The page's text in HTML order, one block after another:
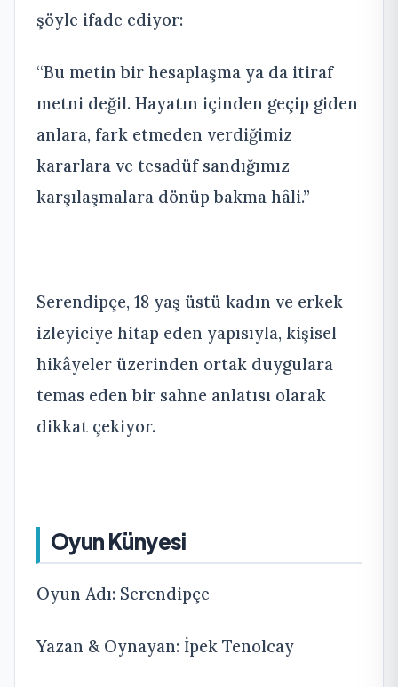
şöyle ifade ediyor:
“Bu metin bir hesaplaşma ya da itiraf
metni değil. Hayatın içinden geçip giden
anlara, fark etmeden verdiğimiz
kararlara ve tesadüf sandığımız
karşılaşmalara dönüp bakma hâli.”
Serendipçe, 18 yaş üstü kadın ve erkek
izleyiciye hitap eden yapısıyla, kişisel
hikâyeler üzerinden ortak duygulara
temas eden bir sahne anlatısı olarak
dikkat çekiyor.
Oyun Künyesi
Oyun Adı: Serendipçe
Yazan & Oynayan: İpek Tenolcay